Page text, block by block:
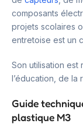
composants
projets scolaires
entretoise est un
Son utilisation est
l’éducation, de
Guide
plastique M3